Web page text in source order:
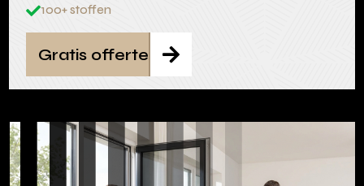
100+ stoffen

Gratis offerte